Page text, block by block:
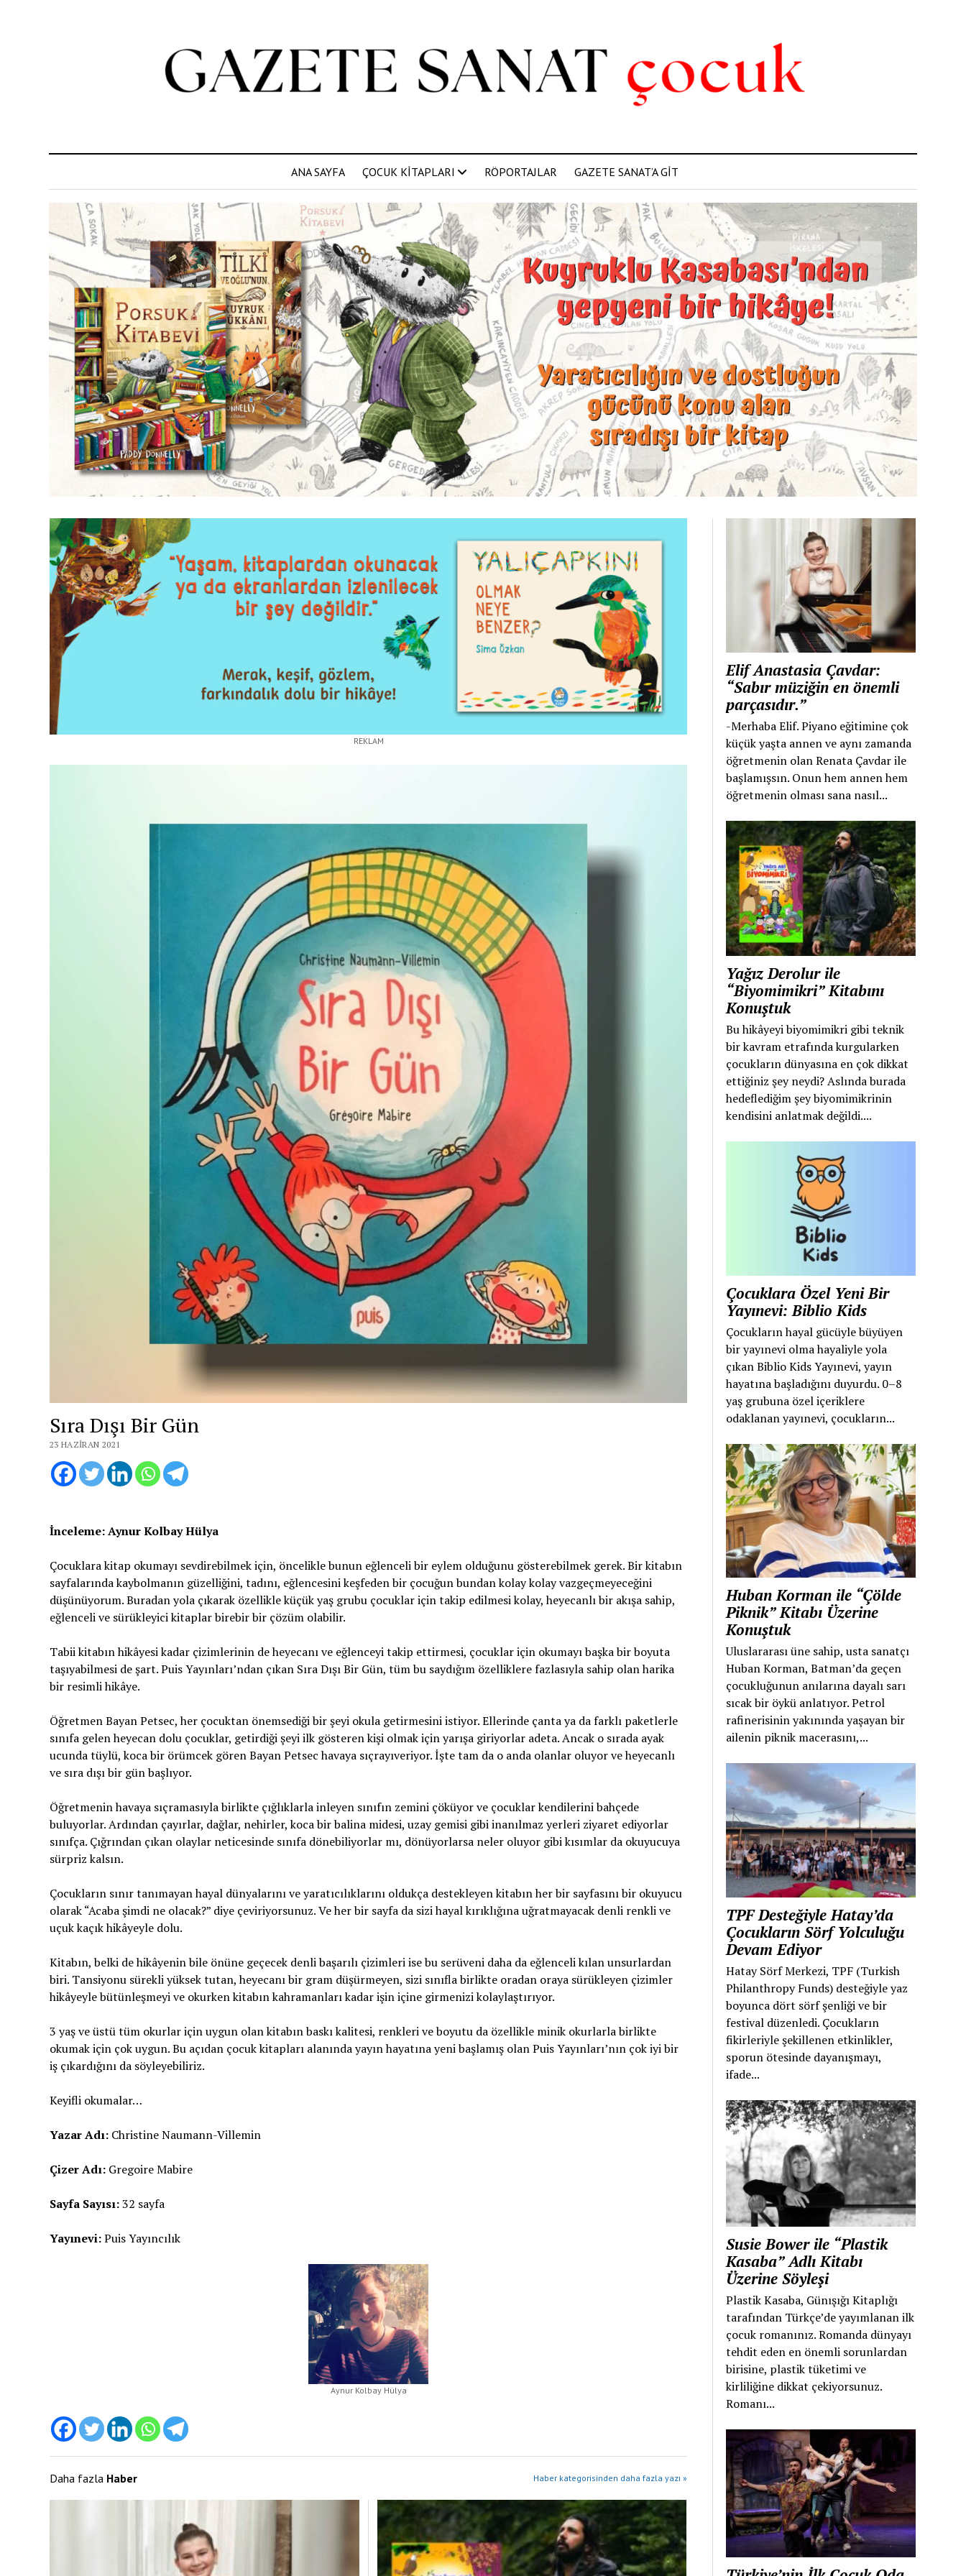
ANA SAYFA ÇOCUK KİTAPLARI RÖPORTAJLAR GAZETE SANAT’A GİT
REKLAM
Sıra Dışı Bir Gün
23 HAZIRAN 2021
İnceleme: Aynur Kolbay Hülya
Çocuklara kitap okumayı sevdirebilmek için, öncelikle bunun eğlenceli bir eylem olduğunu gösterebilmek gerek. Bir kitabın
sayfalarında kaybolmanın güzelliğini, tadını, eğlencesini keşfeden bir çocuğun bundan kolay kolay vazgeçmeyeceğini
düşünüyorum. Buradan yola çıkarak özellikle küçük yaş grubu çocuklar için takip edilmesi kolay, heyecanlı bir akışa sahip,
eğlenceli ve sürükleyici kitaplar birebir bir çözüm olabilir.
Tabii kitabın hikâyesi kadar çizimlerinin de heyecanı ve eğlenceyi takip ettirmesi, çocuklar için okumayı başka bir boyuta
taşıyabilmesi de şart. Puis Yayınları’ndan çıkan Sıra Dışı Bir Gün, tüm bu saydığım özelliklere fazlasıyla sahip olan harika
bir resimli hikâye.
Öğretmen Bayan Petsec, her çocuktan önemsediği bir şeyi okula getirmesini istiyor. Ellerinde çanta ya da farklı paketlerle
sınıfa gelen heyecan dolu çocuklar, getirdiği şeyi ilk gösteren kişi olmak için yarışa giriyorlar adeta. Ancak o sırada ayak
ucunda tüylü, koca bir örümcek gören Bayan Petsec havaya sıçrayıveriyor. İşte tam da o anda olanlar oluyor ve heyecanlı
ve sıra dışı bir gün başlıyor.
Öğretmenin havaya sıçramasıyla birlikte çığlıklarla inleyen sınıfın zemini çöküyor ve çocuklar kendilerini bahçede
buluyorlar. Ardından çayırlar, dağlar, nehirler, koca bir balina midesi, uzay gemisi gibi inanılmaz yerleri ziyaret ediyorlar
sınıfça. Çığrından çıkan olaylar neticesinde sınıfa dönebiliyorlar mı, dönüyorlarsa neler oluyor gibi kısımlar da okuyucuya
sürpriz kalsın.
Çocukların sınır tanımayan hayal dünyalarını ve yaratıcılıklarını oldukça destekleyen kitabın her bir sayfasını bir okuyucu
olarak “Acaba şimdi ne olacak?” diye çeviriyorsunuz. Ve her bir sayfa da sizi hayal kırıklığına uğratmayacak denli renkli ve
uçuk kaçık hikâyeyle dolu.
Kitabın, belki de hikâyenin bile önüne geçecek denli başarılı çizimleri ise bu serüveni daha da eğlenceli kılan unsurlardan
biri. Tansiyonu sürekli yüksek tutan, heyecanı bir gram düşürmeyen, sizi sınıfla birlikte oradan oraya sürükleyen çizimler
hikâyeyle bütünleşmeyi ve okurken kitabın kahramanları kadar işin içine girmenizi kolaylaştırıyor.
3 yaş ve üstü tüm okurlar için uygun olan kitabın baskı kalitesi, renkleri ve boyutu da özellikle minik okurlarla birlikte
okumak için çok uygun. Bu açıdan çocuk kitapları alanında yayın hayatına yeni başlamış olan Puis Yayınları’nın çok iyi bir
iş çıkardığını da söyleyebiliriz.
Keyifli okumalar…
Yazar Adı:Christine Naumann-Villemin
Çizer Adı:Gregoire Mabire
Sayfa Sayısı:32 sayfa
Yayınevi:Puis Yayıncılık
Aynur Kolbay Hülya
Daha fazla Haber Haber kategorisinden daha fazla yazı »
Elif Anastasia Çavdar:
“Sabır müziğin en önemli
parçasıdır.”
-Merhaba Elif. Piyano eğitimine çok
küçük yaşta annen ve aynı zamanda
öğretmenin olan Renata Çavdar ile
başlamışsın. Onun hem annen hem
öğretmenin olması sana nasıl...
Yağız Derolur ile
“Biyomimikri” Kitabını
Konuştuk
Bu hikâyeyi biyomimikri gibi teknik
bir kavram etrafında kurgularken
çocukların dünyasına en çok dikkat
ettiğiniz şey neydi? Aslında burada
hedeflediğim şey biyomimikrinin
kendisini anlatmak değildi....
Çocuklara Özel Yeni Bir
Yayınevi: Biblio Kids
Çocukların hayal gücüyle büyüyen
bir yayınevi olma hayaliyle yola
çıkan Biblio Kids Yayınevi, yayın
hayatına başladığını duyurdu. 0–8
yaş grubuna özel içeriklere
odaklanan yayınevi, çocukların...
Huban Korman ile “Çölde
Piknik” Kitabı Üzerine
Konuştuk
Uluslararası üne sahip, usta sanatçı
Huban Korman, Batman’da geçen
çocukluğunun anılarına dayalı sarı
sıcak bir öykü anlatıyor. Petrol
rafinerisinin yakınında yaşayan bir
ailenin piknik macerasını,...
TPF Desteğiyle Hatay’da
Çocukların Sörf Yolculuğu
Devam Ediyor
Hatay Sörf Merkezi, TPF (Turkish
Philanthropy Funds) desteğiyle yaz
boyunca dört sörf şenliği ve bir
festival düzenledi. Çocukların
fikirleriyle şekillenen etkinlikler,
sporun ötesinde dayanışmayı,
ifade...
Susie Bower ile “Plastik
Kasaba” Adlı Kitabı
Üzerine Söyleşi
Plastik Kasaba, Günışığı Kitaplığı
tarafından Türkçe’de yayımlanan ilk
çocuk romanınız. Romanda dünyayı
tehdit eden en önemli sorunlardan
birisine, plastik tüketimi ve
kirliliğine dikkat çekiyorsunuz.
Romanı...